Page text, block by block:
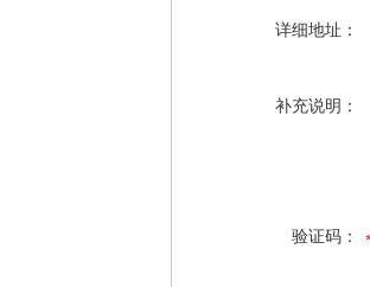
详细地址：
补充说明：
验证码：